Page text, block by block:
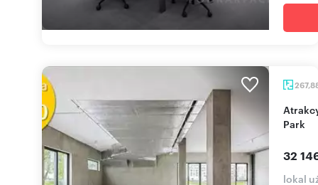
Atrakcyjny lokal 268 m² z tarasem w Olszynki
Park
32
lokal